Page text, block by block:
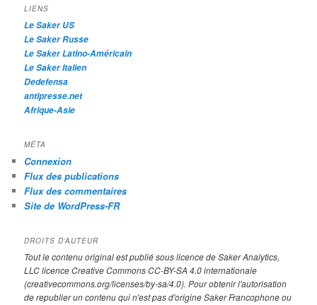
h
e
LIENS
Le Saker US
Le Saker Russe
Le Saker Latino-Américain
Le Saker Italien
Dedefensa
antipresse.net
Afrique-Asie
MÉTA
Connexion
Flux des publications
Flux des commentaires
Site de WordPress-FR
DROITS D’AUTEUR
Tout le contenu original est publié sous licence de Saker Analytics,
LLC licence Creative Commons CC-BY-SA 4.0 internationale
(creativecommons.org/licenses/by-sa/4.0). Pour obtenir l'autorisation
de republier un contenu qui n'est pas d'origine Saker Francophone ou